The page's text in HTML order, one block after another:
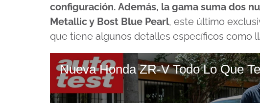
configuración. Además, la gama suma dos
Metallic y Bost Blue Pearl, este último
que tiene algunos detalles específicos como
Nueva Honda ZR-V Todo Lo Que